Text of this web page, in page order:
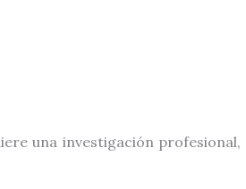
una investigación profesional,